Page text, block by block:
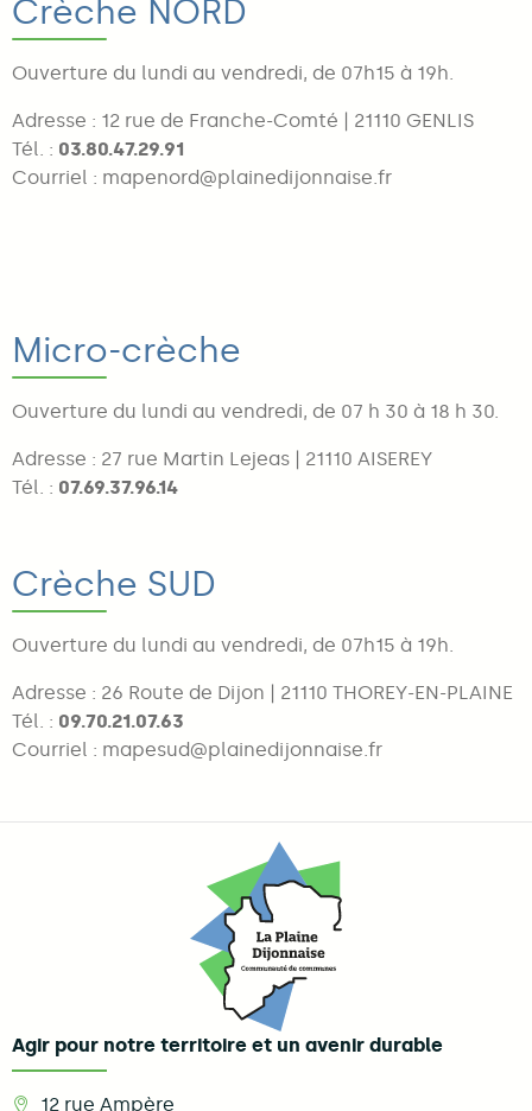
Crèche NORD
Ouverture du lundi au vendredi, de 07h15 à 19h.
Adresse : 12 rue de Franche-Comté | 21110 GENLIS
Tél. : 03.80.47.29.91
Courriel : mapenord@plainedijonnaise.fr
Micro-crèche
Ouverture du lundi au vendredi, de 07 h 30 à 18 h 30.
Adresse : 27 rue Martin Lejeas | 21110 AISEREY
Tél. : 07.69.37.96.14
Crèche SUD
Ouverture du lundi au vendredi, de 07h15 à 19h.
Adresse : 26 Route de Dijon | 21110 THOREY-EN-PLAINE
Tél. : 09.70.21.07.63
Courriel : mapesud@plainedijonnaise.fr
Agir pour notre territoire et un avenir durable
12 rue Ampère